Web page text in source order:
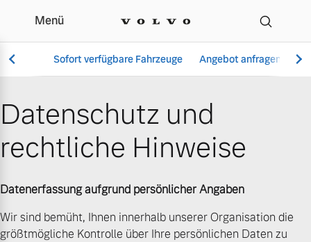
Datenschutz |
Menü
Sofort verfügbare Fahrzeuge Angebot anfragen
Vollelektrisch
6 Modelle
Datenschutz und
rechtliche Hinweise
Datenerfassung aufgrund persönlicher Angaben
Wir sind bemüht, Ihnen innerhalb unserer Organisation die
größtmögliche Kontrolle über Ihre persönlichen Daten zu